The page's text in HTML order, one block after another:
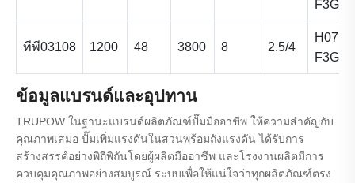
ทีพี03108 1200 48 3800 8 2.5/4
ข้อมูลแบรนด์และอุปทาน
TRUPOW ในฐานะแบรนด์ผลิตภัณฑ์ปั๊มมืออาชีพ ให้ความสำคัญกับ
คุณภาพเสมอ ปั๊มเพิ่มแรงดันในสวนพร้อมถังแรงดัน ได้รับการ
สร้างสรรค์อย่างพิถีพิถันโดยผู้ผลิตมืออาชีพ และโรงงานผลิตมีการ
ควบคุมคุณภาพอย่างสมบูรณ์ ระบบเพื่อให้แน่ใจว่าทุกผลิตภัณฑ์ตรง